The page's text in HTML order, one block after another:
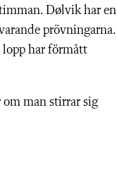
Dølvik har en
prövningarna.
lopp har förmått
om man stirrar sig